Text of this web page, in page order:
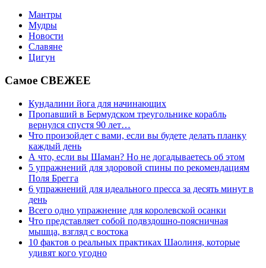
Мантры
Мудры
Новости
Славяне
Цигун
Самое СВЕЖЕЕ
Кундалини йога для начинающих
Пропавший в Бермудском треугольнике корабль
вернулся спустя 90 лет…
Что произойдет с вами, если вы будете делать планку
каждый день
А что, если вы Шаман? Но не догадываетесь об этом
5 упражнений для здоровой спины по рекомендациям
Поля Брегга
6 упражнений для идеального пресса за десять минут в
день
Всего одно упражнение для королевской осанки
Что представляет собой подвздошно-поясничная
мышца, взгляд с востока
10 фактов о реальных практиках Шаолиня, которые
удивят кого угодно